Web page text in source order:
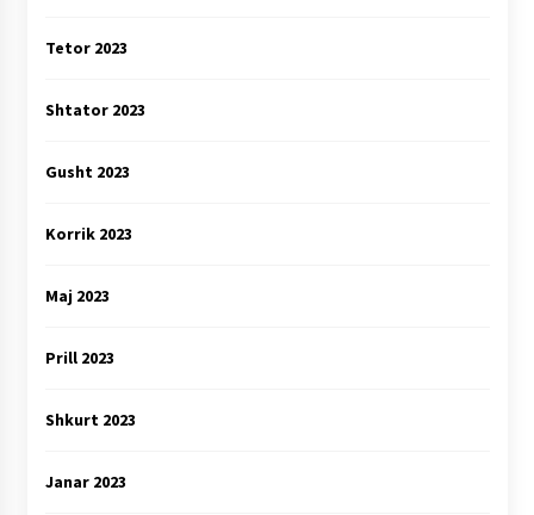
Tetor 2023
Shtator 2023
Gusht 2023
Korrik 2023
Maj 2023
Prill 2023
Shkurt 2023
Janar 2023